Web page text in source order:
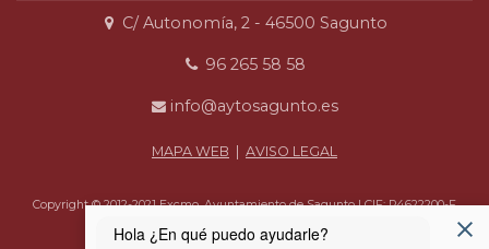
C/ Autonomía, 2 - 46500 Sagunto
96 265 58 58
info@aytosagunto.es
MAPA WEB | AVISO LEGAL
Copyright © 2012-2021 Excmo. Ayuntamiento de Sagunto | CIF: P4622200-F